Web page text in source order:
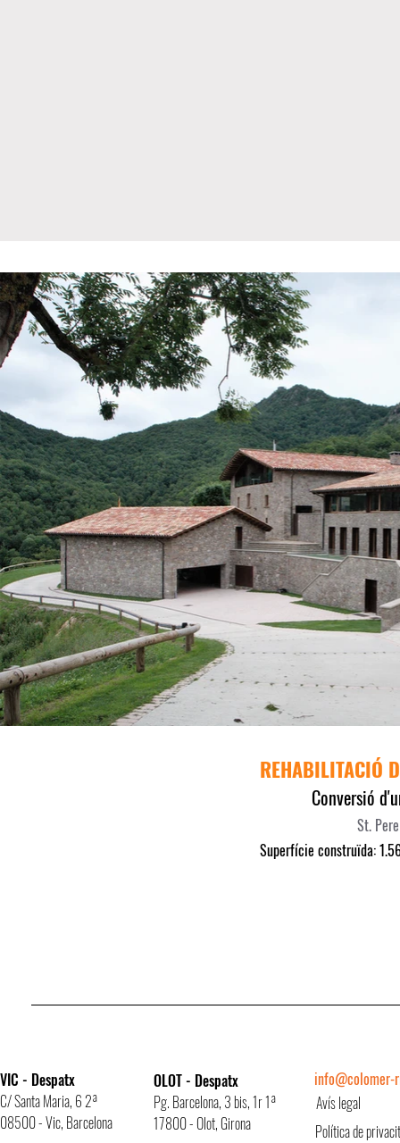
REHABILITACIÓ
Conversió
St.
Superfície construïda:
VIC - Despatx
C/ Santa Maria, 6 2ª
08500 - Vic, Barcelona
OLOT - Despatx
Pg. Barcelona, 3 bis, 1r 1ª
17800 - Olot, Girona
Avís legal
Política de